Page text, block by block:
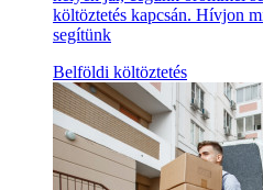
költöztetés kapcsán. Hívjon
segítünk
Belföldi költöztetés